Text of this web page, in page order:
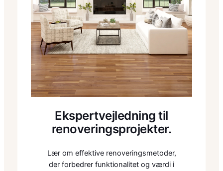
Ekspertvejledning til
renoveringsprojekter.
Lær om effektive renoveringsmetoder,
der forbedrer funktionalitet og værdi i